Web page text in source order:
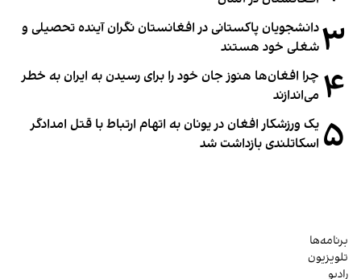
۳دانشجویان پاکستانی در افغانستان نگران آینده تحصیلی و
شغلی خود هستند
۴ چرا افغان‌ها هنوز جان خود را برای رسیدن به ایران به خطر
می‌اندازند
۵ یک ورزشکار افغان در یونان به اتهام ارتباط با قتل امدادگر
اسکاتلندی بازداشت شد
برنامه‌ها
تلویزیون
رادیو